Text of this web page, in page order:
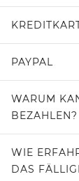
PAYPAL
WARUM
BEZAHLEN?
WIE
DAS